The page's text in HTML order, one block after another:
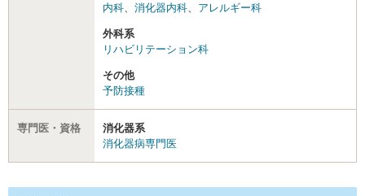
内科、 消化器内科、 アレルギー科
外科系
リハビリテーション科
その他
予防接種
専門医・資格
消化器系
消化器病専門医